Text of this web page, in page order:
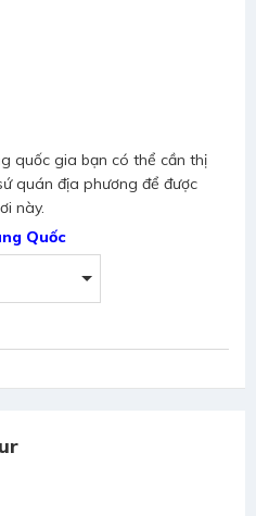
quốc gia bạn có thể cần thị
quán địa phương để được
này.
Quốc